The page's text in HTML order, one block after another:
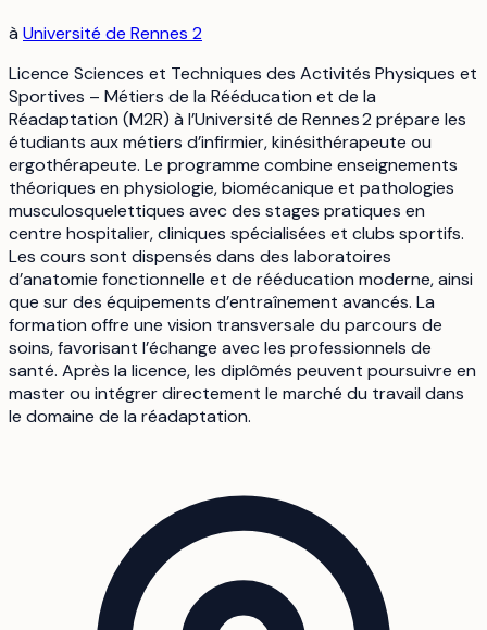
à Université de Rennes 2
Licence Sciences et Techniques des Activités Physiques et
Sportives – Métiers de la Rééducation et de la
Réadaptation (M2R) à l’Université de Rennes 2 prépare les
étudiants aux métiers d’infirmier, kinésithérapeute ou
ergothérapeute. Le programme combine enseignements
théoriques en physiologie, biomécanique et pathologies
musculosquelettiques avec des stages pratiques en
centre hospitalier, cliniques spécialisées et clubs sportifs.
Les cours sont dispensés dans des laboratoires
d’anatomie fonctionnelle et de rééducation moderne, ainsi
que sur des équipements d’entraînement avancés. La
formation offre une vision transversale du parcours de
soins, favorisant l’échange avec les professionnels de
santé. Après la licence, les diplômés peuvent poursuivre en
master ou intégrer directement le marché du travail dans
le domaine de la réadaptation.